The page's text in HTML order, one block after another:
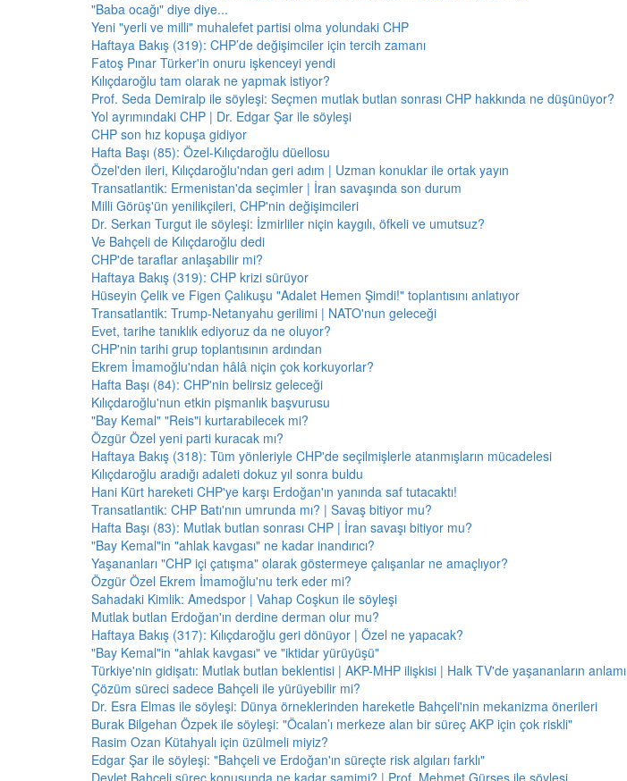
"Baba ocağı" diye diye...
Yeni "yerli ve milli" muhalefet partisi olma yolundaki CHP
Haftaya Bakış (319): CHP’de değişimciler için tercih zamanı
Fatoş Pınar Türker'in onuru işkenceyi yendi
Kılıçdaroğlu tam olarak ne yapmak istiyor?
Prof. Seda Demiralp ile söyleşi: Seçmen mutlak butlan sonrası CHP hakkında ne düşünüyor?
Yol ayrımındaki CHP | Dr. Edgar Şar ile söyleşi
CHP son hız kopuşa gidiyor
Hafta Başı (85): Özel-Kılıçdaroğlu düellosu
Özel'den ileri, Kılıçdaroğlu'ndan geri adım | Uzman konuklar ile ortak yayın
Transatlantik: Ermenistan'da seçimler | İran savaşında son durum
Milli Görüş'ün yenilikçileri, CHP'nin değişimcileri
Dr. Serkan Turgut ile söyleşi: İzmirliler niçin kaygılı, öfkeli ve umutsuz?
Ve Bahçeli de Kılıçdaroğlu dedi
CHP'de taraflar anlaşabilir mi?
Haftaya Bakış (319): CHP krizi sürüyor
Hüseyin Çelik ve Figen Çalıkuşu "Adalet Hemen Şimdi!" toplantısını anlatıyor
Transatlantik: Trump-Netanyahu gerilimi | NATO'nun geleceği
Evet, tarihe tanıklık ediyoruz da ne oluyor?
CHP'nin tarihi grup toplantısının ardından
Ekrem İmamoğlu'ndan hâlâ niçin çok korkuyorlar?
Hafta Başı (84): CHP'nin belirsiz geleceği
Kılıçdaroğlu'nun etkin pişmanlık başvurusu
"Bay Kemal" "Reis"i kurtarabilecek mi?
Özgür Özel yeni parti kuracak mı?
Haftaya Bakış (318): Tüm yönleriyle CHP'de seçilmişlerle atanmışların mücadelesi
Kılıçdaroğlu aradığı adaleti dokuz yıl sonra buldu
Hani Kürt hareketi CHP'ye karşı Erdoğan'ın yanında saf tutacaktı!
Transatlantik: CHP Batı'nın umrunda mı? | Savaş bitiyor mu?
Hafta Başı (83): Mutlak butlan sonrası CHP | İran savaşı bitiyor mu?
"Bay Kemal"in "ahlak kavgası" ne kadar inandırıcı?
Yaşananları "CHP içi çatışma" olarak göstermeye çalışanlar ne amaçlıyor?
Özgür Özel Ekrem İmamoğlu'nu terk eder mi?
Sahadaki Kimlik: Amedspor | Vahap Coşkun ile söyleşi
Mutlak butlan Erdoğan'ın derdine derman olur mu?
Haftaya Bakış (317): Kılıçdaroğlu geri dönüyor | Özel ne yapacak?
"Bay Kemal"in "ahlak kavgası" ve "iktidar yürüyüşü"
Türkiye'nin gidişatı: Mutlak butlan beklentisi | AKP-MHP ilişkisi | Halk TV'de yaşananların anlamı
Çözüm süreci sadece Bahçeli ile yürüyebilir mi?
Dr. Esra Elmas ile söyleşi: Dünya örneklerinden hareketle Bahçeli'nin mekanizma önerileri
Burak Bilgehan Özpek ile söyleşi: "Öcalan’ı merkeze alan bir süreç AKP için çok riskli"
Rasim Ozan Kütahyalı için üzülmeli miyiz?
Edgar Şar ile söyleşi: "Bahçeli ve Erdoğan'ın süreçte risk algıları farklı"
Devlet Bahçeli süreç konusunda ne kadar samimi? | Prof. Mehmet Gürses ile söyleşi